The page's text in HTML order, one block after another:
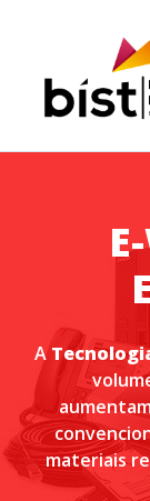
A
materiais